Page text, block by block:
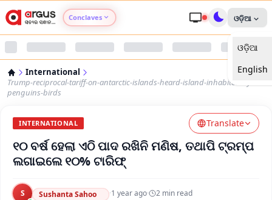
Conclaves
Argus Nari Shakti
Argus Health Connect
ଓଡ଼ିଆ
ଓଡ଼ିଆ
English
International
Trump-reciprocal-tariff-on-antarctic-islands-heard-island-inhabited-by-
penguins-birds
INTERNATIONAL Translate
୧୦ ବର୍ଷ ହେଲା ଏଠି ପାଦ ରଖିନି ମଣିଷ, ତଥାପି ଟ୍ରମ୍ପ
ଲଗାଇଲେ ୧୦% ଟାରିଫ୍
S Sushanta Sahoo ·1 year ago· 2 min read